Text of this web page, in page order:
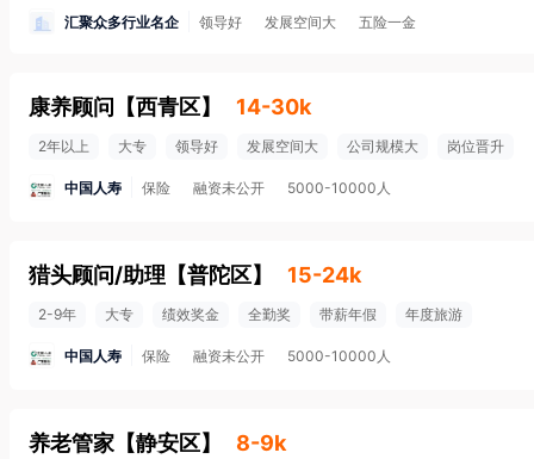
汇聚众多行业名企 领导好 发展空间大 五险一金
康养顾问 【西青区】 14-30k
2年以上 大专 领导好 发展空间大 公司规模大 岗位晋升
中国人寿 保险 融资未公开 5000-10000人
猎头顾问/助理 【普陀区】 15-24k
2-9年 大专 绩效奖金 全勤奖 带薪年假 年度旅游
中国人寿 保险 融资未公开 5000-10000人
养老管家 【静安区】 8-9k